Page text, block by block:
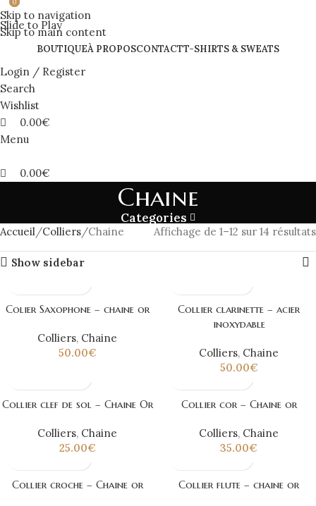
Skip to navigation
Skip to main content
Slide to Play
BOUTIQUEÀ PROPOSCONTACTT-SHIRTS & SWEATS
Login / Register
Search
Wishlist
0
0.00€
Menu
0
0.00€
Chaine
Categories
Accueil Colliers Chaine Affichage de 1–12 sur 14 résultats
Show sidebar
Colier Saxophone – chaine or
Colliers, Chaine
50.00€
Collier clarinette – acier
inoxydable
Colliers, Chaine
50.00€
Collier clef de sol – Chaine Or
Colliers, Chaine
25.00€
Collier cor – Chaine or
Colliers, Chaine
35.00€
Collier croche – Chaine or Collier flute – chaine or